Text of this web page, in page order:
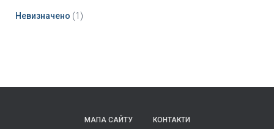
Невизначено (1)
МАПА САЙТУ КОНТАКТИ